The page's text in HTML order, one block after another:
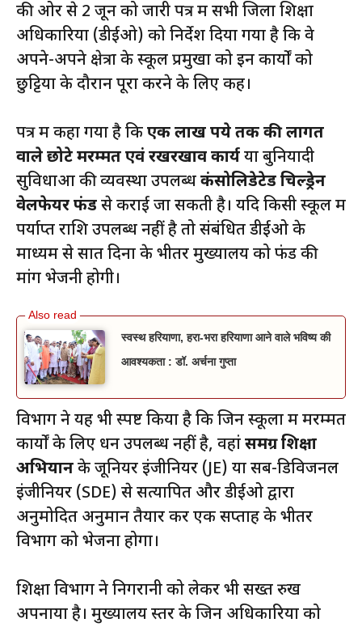
की ओर से 2 जून को जारी पत्र में सभी जिला शिक्षा
अधिकारियों (डीईओ) को निर्देश दिया गया है कि वे
अपने-अपने क्षेत्रों के स्कूल प्रमुखों को इन कार्यों को
छुट्टियों के दौरान पूरा करने के लिए कहें।
पत्र में कहा गया है किएक लाख रुपये तक की लागत
वाले छोटे मरम्मत एवं रखरखाव कार्यया बुनियादी
सुविधाओं की व्यवस्था उपलब्धकंसोलिडेटेड चिल्ड्रेन
वेलफेयर फंडसे कराई जा सकती है। यदि किसी स्कूल में
पर्याप्त राशि उपलब्ध नहीं है तो संबंधित डीईओ के
माध्यम से सात दिनों के भीतर मुख्यालय को फंड की
मांग भेजनी होगी।
स्वस्थ हरियाणा, हरा-भरा हरियाणा आने वाले भविष्य की
आवश्यकता : डॉ. अर्चना गुप्ता
विभाग ने यह भी स्पष्ट किया है कि जिन स्कूलों में मरम्मत
कार्यों के लिए धन उपलब्ध नहीं है, वहांसमग्र शिक्षा
अभियानके जूनियर इंजीनियर (JE) या सब-डिविजनल
इंजीनियर (SDE) से सत्यापित और डीईओ द्वारा
अनुमोदित अनुमान तैयार कर एक सप्ताह के भीतर
विभाग को भेजना होगा।
शिक्षा विभाग ने निगरानी को लेकर भी सख्त रुख
अपनाया है। मुख्यालय स्तर के जिन अधिकारियों को